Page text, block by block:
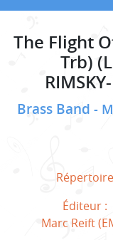
The Flight
Trb)
Brass Band
Répertoire
Éditeur :
Marc Reift